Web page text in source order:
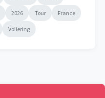
2026 Tour France
Vollering